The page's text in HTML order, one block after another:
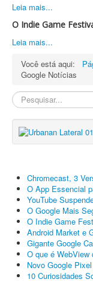
Leia mais...
O Indie Game
Leia mais...
Você está aqui:
Google Notícias
Pesquisa
Interna
Chromecast, 3
O App Essencial
YouTube
O Google Mais
O Indie Game
Android Market e
Gigante Google
O que é
Novo Google
10 Curiosidades